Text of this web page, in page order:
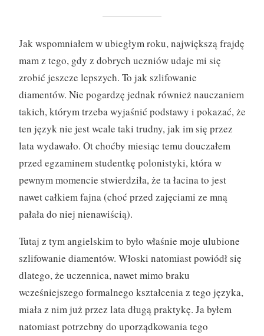
Jak wspomniałem w ubiegłym roku, największą frajdę
mam z tego, gdy z dobrych uczniów udaje mi się
zrobić jeszcze lepszych. To jak szlifowanie
diamentów. Nie pogardzę jednak również nauczaniem
takich, którym trzeba wyjaśnić podstawy i pokazać, że
ten język nie jest wcale taki trudny, jak im się przez
lata wydawało. Ot choćby miesiąc temu douczałem
przed egzaminem studentkę polonistyki, która w
pewnym momencie stwierdziła, że ta łacina to jest
nawet całkiem fajna (choć przed zajęciami ze mną
pałała do niej nienawiścią).
Tutaj z tym angielskim to było właśnie moje ulubione
szlifowanie diamentów. Włoski natomiast powiódł się
dlatego, że uczennica, nawet mimo braku
wcześniejszego formalnego kształcenia z tego języka,
miała z nim już przez lata długą praktykę. Ja byłem
natomiast potrzebny do uporządkowania tego